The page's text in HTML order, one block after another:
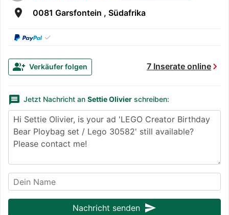
room 0081 Garsfontein , Südafrika
✓
7 Inserate onlinechevron_right
group_add Verkäufer folgen
message Jetzt Nachricht an Settie Olivier schreiben:
Nachricht senden send